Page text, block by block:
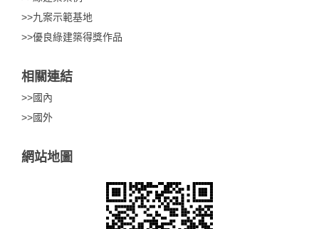
>>九案示範基地
>>優良綠建築得獎作品
相關連結
>>國內
>>國外
網站地圖